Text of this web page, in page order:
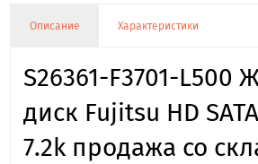
Описание Характеристики
S26361-F3701-L500
диск Fujitsu HD
7.2k продажа со